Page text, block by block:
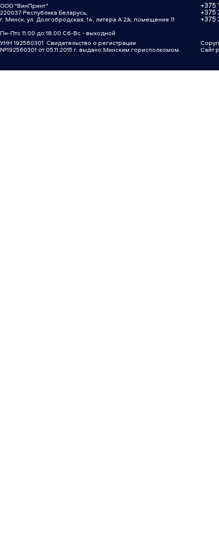
УНН 192560301 Свидетельство о регистрации
№192560301 от 05.11.2015 г. выдано Минским горисполкомом.
ООО "ВинПринт"
220037 Республика Беларусь,
г. Минск, ул. Долгобродская, 14, литера А 2/к, помещение 11
Пн-Птс 11.00 до 18.00 Сб-Вс - выходной
+375
+375
+375
Сайт